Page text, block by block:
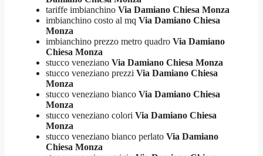
tariffe imbianchino Via Damiano Chiesa Monza
imbianchino costo al mq Via Damiano Chiesa
Monza
imbianchino prezzo metro quadro Via Damiano
Chiesa Monza
stucco veneziano Via Damiano Chiesa Monza
stucco veneziano prezzi Via Damiano Chiesa
Monza
stucco veneziano bianco Via Damiano Chiesa
Monza
stucco veneziano colori Via Damiano Chiesa
Monza
stucco veneziano bianco perlato Via Damiano
Chiesa Monza